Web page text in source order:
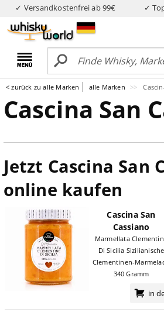
✓ Versandkostenfrei ab 99€ ✓
< zurück zu alle Marken alle Marken
Cascina San
Jetzt Cascina San
online kaufen
Cascina San
Cassiano
Marmellata
Di Sicilia Sizilianische
Clementinen-
340 Gramm
in